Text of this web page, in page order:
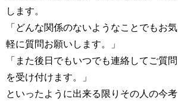
します。
「どんな関係のないようなことでもお気
軽に質問お願いします。」
「また後日でもいつでも連絡してご質問
を受け付けます。」
といったように出来る限りその人の今考